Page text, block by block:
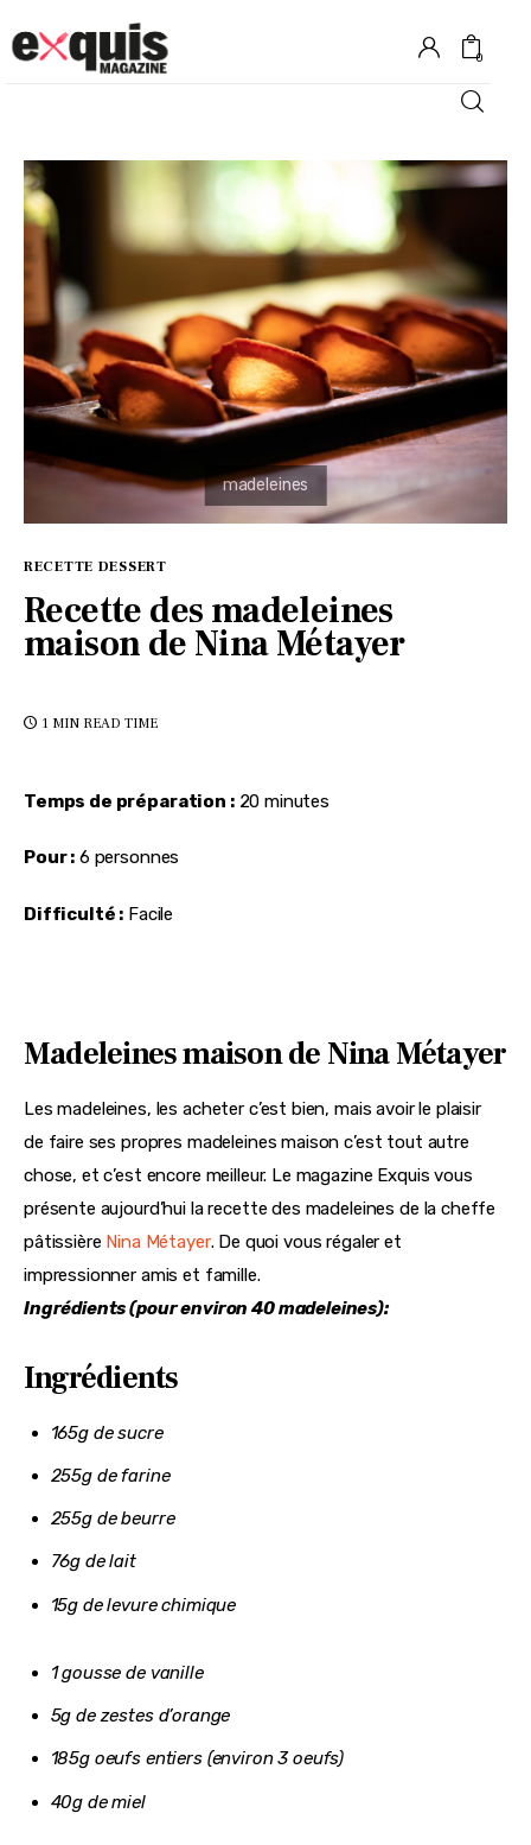
0
Gastronomie
Recettes
Shopping
Évènements
RECETTE DESSERT
Recette des madeleines
maison de Nina Métayer
1 MIN READ TIME
Temps de préparation : 20 minutes
Pour : 6 personnes
Difficulté : Facile
Madeleines maison de Nina Métayer
Les madeleines, les acheter c’est bien, mais avoir le plaisir
de faire ses propres madeleines maison c’est tout autre
chose, et c’est encore meilleur. Le magazine Exquis vous
présente aujourd’hui la recette des madeleines de la cheffe
pâtissière Nina Métayer. De quoi vous régaler et
impressionner amis et famille.
Ingrédients (pour environ 40 madeleines):
Ingrédients
165g de sucre
255g de farine
255g de beurre
76g de lait
15g de levure chimique
1 gousse de vanille
5g de zestes d’orange
185g oeufs entiers (environ 3 oeufs)
40g de miel